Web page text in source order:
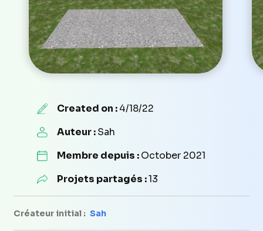
Created on :4/18/22
Auteur :Sah
Membre depuis :October 2021
Projets partagés :13
Créateur initial : Sah